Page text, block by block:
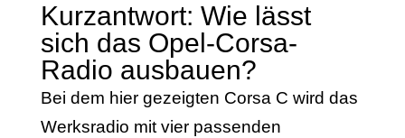
Kurzantwort: Wie lässt
sich das Opel-Corsa-
Radio ausbauen?
Bei dem hier gezeigten Corsa C wird das
Werksradio mit vier passenden